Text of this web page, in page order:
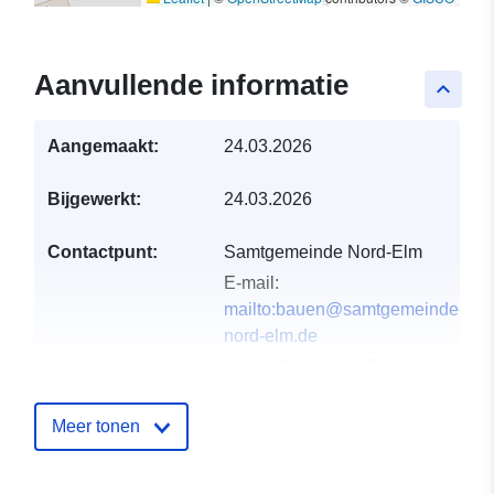
keyboard_arrow_up
Aanvullende informatie
Aangemaakt: 24.03.2026
Bijgewerkt: 24.03.2026
Contactpunt:
Samtgemeinde Nord-Elm
E-mail:
mailto:bauen@samtgemeinde-
nord-elm.de
Meer tonen